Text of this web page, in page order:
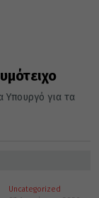
Υπουργό για τα
Uncategorized